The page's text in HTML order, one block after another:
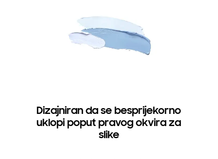
Dizajniran da se besprijekorno
uklopi poput pravog okvira za
slike